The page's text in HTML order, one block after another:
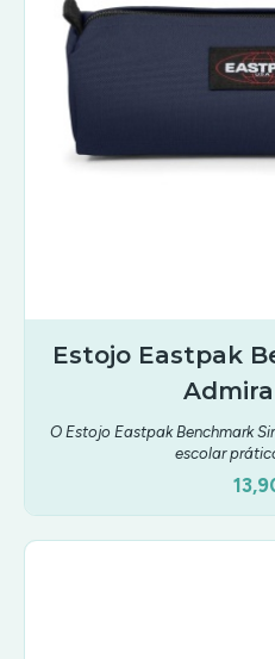
Estojo Eastpak
O Estojo Eastpak Benchmark
escolar